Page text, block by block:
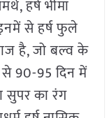
हर्ष भीमा
से हर्ष फुले
है, जो बल्व के
से 90-95 दिन में
सुपर का रंग